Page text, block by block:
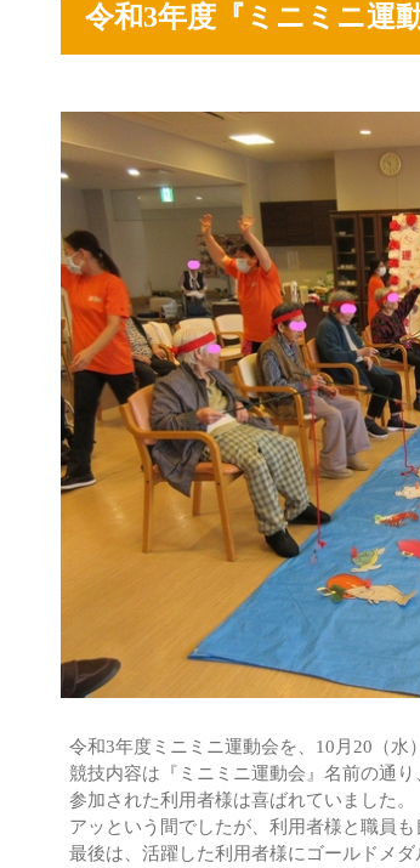
令和3年度『ミニミニ運
令和3年度ミニミニ運動会を、10月20（水
競技内容は『ミニミニ運動会』名前の通
参加された利用者様は喜ばれていました。
アッという間でしたが、利用者様と職員
最後は、活躍した利用者様にゴールドメダ